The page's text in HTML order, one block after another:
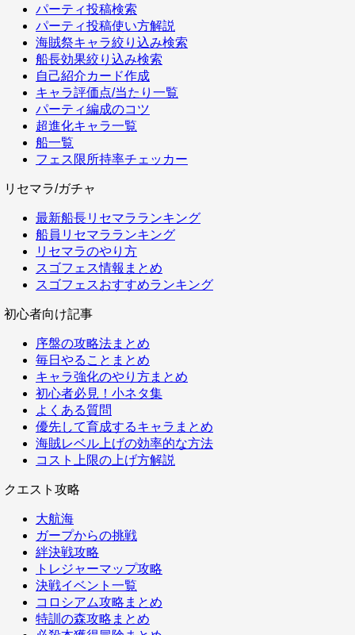
パーティ投稿検索
パーティ投稿使い方解説
海賊祭キャラ絞り込み検索
船長効果絞り込み検索
自己紹介カード作成
キャラ評価点/当たり一覧
パーティ編成のコツ
超進化キャラ一覧
船一覧
フェス限所持率チェッカー
リセマラ/ガチャ
最新船長リセマラランキング
船員リセマラランキング
リセマラのやり方
スゴフェス情報まとめ
スゴフェスおすすめランキング
初心者向け記事
序盤の攻略法まとめ
毎日やることまとめ
キャラ強化のやり方まとめ
初心者必見！小ネタ集
よくある質問
優先して育成するキャラまとめ
海賊レベル上げの効率的な方法
コスト上限の上げ方解説
クエスト攻略
大航海
ガープからの挑戦
絆決戦攻略
トレジャーマップ攻略
決戦イベント一覧
コロシアム攻略まとめ
特訓の森攻略まとめ